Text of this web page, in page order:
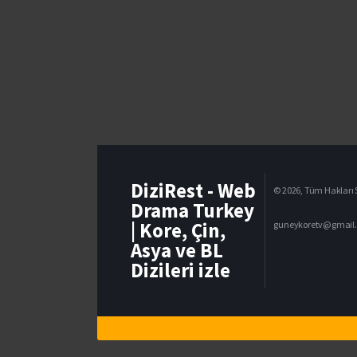
DiziRest - Web
Drama Turkey
| Kore, Çin,
Asya ve BL
Dizileri izle
© 2026, Tüm Hakları